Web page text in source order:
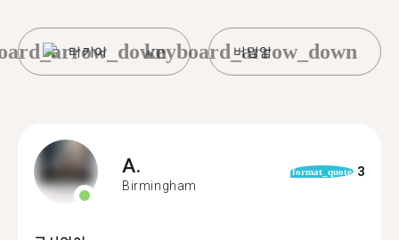
터키어 버밍엄
keyboard_arrow_down
A.
Birmingham
format_quote 3